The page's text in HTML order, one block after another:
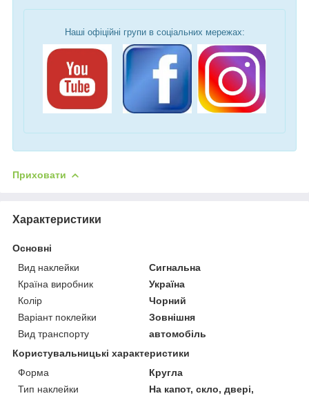
Наші офіційні групи в соціальних мережах:
Приховати
Характеристики
Основні
Вид наклейки
Сигнальна
Країна виробник
Україна
Колір
Чорний
Варіант поклейки
Зовнішня
Вид транспорту
автомобіль
Користувальницькі характеристики
Форма
Кругла
Тип наклейки
На капот, скло, двері,